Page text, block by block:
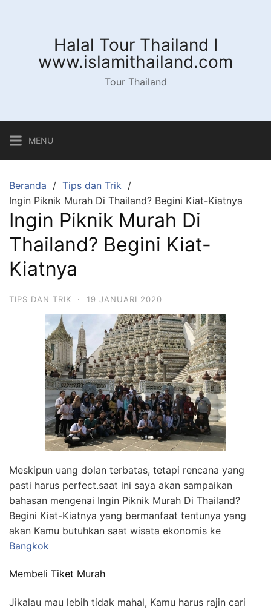
Halal Tour Thailand I
www.islamithailand.com
Tour Thailand
MENU
Beranda
Tips dan Trik
Ingin Piknik Murah Di Thailand? Begini Kiat-Kiatnya
Ingin Piknik Murah Di
Thailand? Begini Kiat-
Kiatnya
TIPS DAN TRIK · 19 JANUARI 2020
Meskipun uang dolan terbatas, tetapi rencana yang
pasti harus perfect.saat ini saya akan sampaikan
bahasan mengenai Ingin Piknik Murah Di Thailand?
Begini Kiat-Kiatnya yang bermanfaat tentunya yang
akan Kamu butuhkan saat wisata ekonomis ke
Bangkok
Membeli Tiket Murah
Jikalau mau lebih tidak mahal, Kamu harus rajin cari